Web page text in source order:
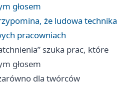
głosem
że ludowa technika
pracowniach
szuka prac, które
głosem
dla twórców